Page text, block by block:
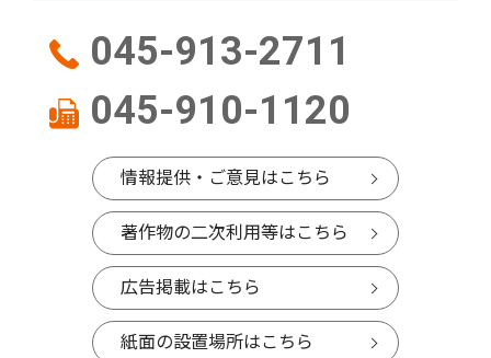
045-913-2711
045-910-1120
情報提供・ご意見はこちら
著作物の二次利用等はこちら
広告掲載はこちら
紙面の設置場所はこちら